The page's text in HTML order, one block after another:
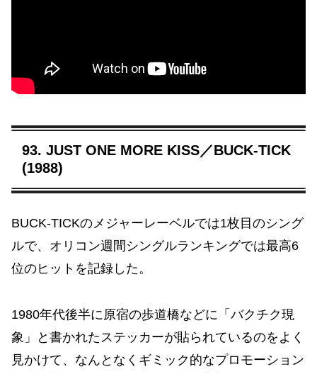
93. JUST ONE MORE KISS／BUCK-TICK
(1988)
BUCK-TICKのメジャーレーベルでは1枚目のシング
ルで、オリコン週間シングルランキングでは最高6
位のヒットを記録した。
1980年代後半に原宿の歩道橋などに「バクチク現
象」と書かれたステッカーが貼られているのをよく
見かけて、なんとなくギミック的なプロモーション